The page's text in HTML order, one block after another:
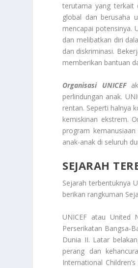
terutama yang terkait
global dan berusaha
mencapai potensinya.
dan melibatkan diri
dan diskriminasi.
memberikan bantuan
Organisasi UNICEF
perlindungan anak.
rentan. Seperti halnya
kemiskinan ekstrem.
program
anak-anak di seluruh
SEJARAH
Sejarah terbentuknya
berikan rangkuman
UNICEF atau United
Perserikatan Bangsa-
Dunia II. Latar
perang dan
International